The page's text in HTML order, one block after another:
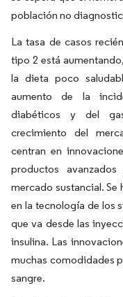
población no
La tasa de casos
tipo 2 está
la dieta poco
aumento de la
diabéticos y del
crecimiento del
centran en
productos
mercado sustancial.
en la tecnología de los
que va desde las
insulina. Las
muchas comodidades
sangre.